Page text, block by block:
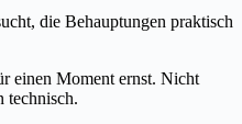
die Behauptungen praktisch
einen Moment ernst. Nicht
technisch.